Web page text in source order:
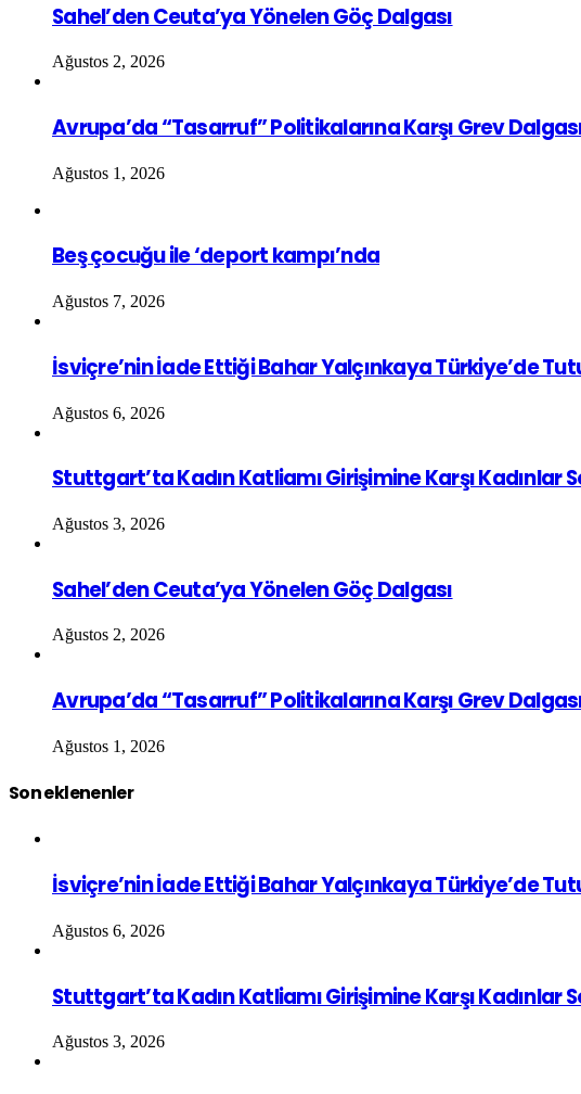
Sahel’den Ceuta’ya Yönelen Göç Dalgası
Ağustos 2, 2026
Avrupa’da “Tasarruf” Politikalarına Karşı Grev
Ağustos 1, 2026
Beş çocuğu ile ‘deport kampı’nda
Ağustos 7, 2026
İsviçre’nin İade Ettiği Bahar Yalçınkaya Türkiye’de
Ağustos 6, 2026
Stuttgart’ta Kadın Katliamı Girişimine Karşı Kadınlar
Ağustos 3, 2026
Sahel’den Ceuta’ya Yönelen Göç Dalgası
Ağustos 2, 2026
Avrupa’da “Tasarruf” Politikalarına Karşı Grev
Ağustos 1, 2026
Son eklenenler
İsviçre’nin İade Ettiği Bahar Yalçınkaya Türkiye’de
Ağustos 6, 2026
Stuttgart’ta Kadın Katliamı Girişimine Karşı Kadınlar
Ağustos 3, 2026